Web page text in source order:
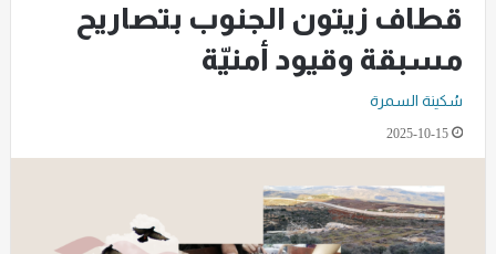
قطاف زيتون الجنوب بتصاريح
مسبقة وقيود أمنيّة
سُكينة السمرة
2025-10-15